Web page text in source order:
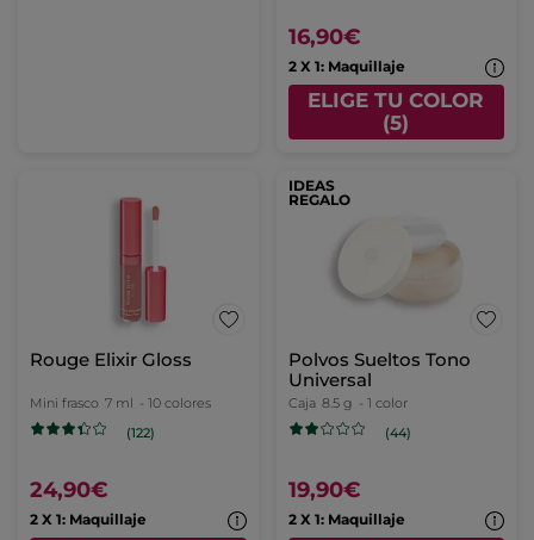
16,90€
2 X 1: Maquillaje
ELIGE TU COLOR
(5)
Rouge Elixir Gloss
Mini frasco 7 ml - 10 colores
(122)
24,90€
2 X 1: Maquillaje
IDEAS
REGALO
Polvos Sueltos Tono
Universal
Caja 8.5 g - 1 color
(44)
19,90€
2 X 1: Maquillaje